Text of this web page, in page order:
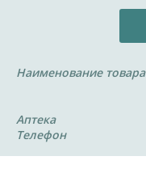
Наименование товара
Аптека
Телефон